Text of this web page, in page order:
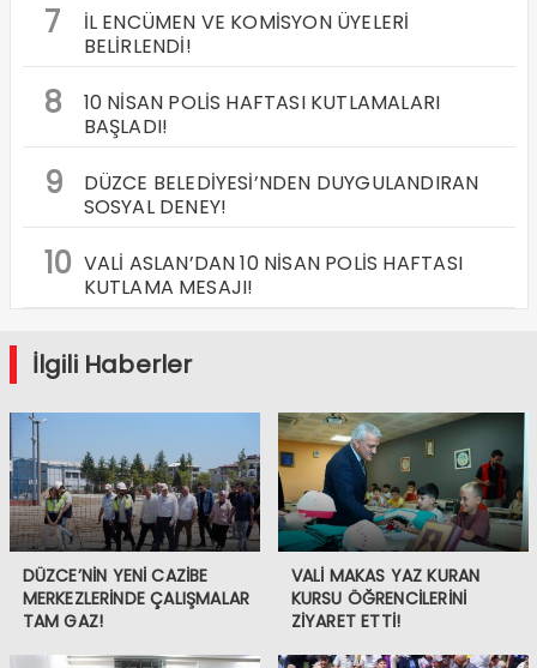
7
İL ENCÜMEN VE KOMİSYON ÜYELERİ
BELİRLENDİ!
8
10 NİSAN POLİS HAFTASI KUTLAMALARI
BAŞLADI!
9
DÜZCE BELEDİYESİ’NDEN DUYGULANDIRAN
SOSYAL DENEY!
10 VALİ ASLAN’DAN 10 NİSAN POLİS HAFTASI
KUTLAMA MESAJI!
İlgili Haberler
DÜZCE’NİN YENİ CAZİBE
MERKEZLERİNDE ÇALIŞMALAR
TAM GAZ!
VALİ MAKAS YAZ KURAN
KURSU ÖĞRENCİLERİNİ
ZİYARET ETTİ!